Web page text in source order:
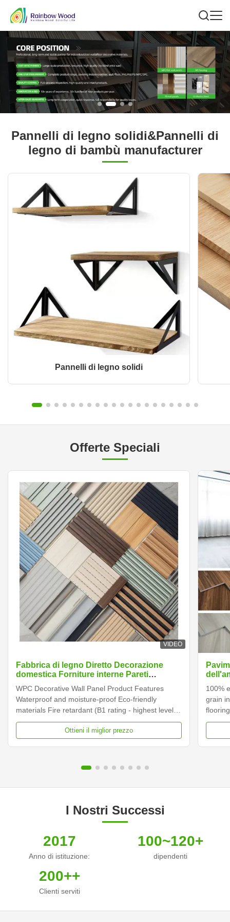
Pannelli di legno solidi&Pannelli di
legno di bambù manufacturer
Pannelli di legno solidi
Offerte Speciali
VIDEO
Fabbrica di legno Diretto Decorazione
domestica Forniture interne Pareti
parete
WPC Decorative Wall Panel Product Features
Waterproof and moisture-proof Eco-friendly
materials Fire retardant (B1 rating - highest level)
Easy to clean and maintain Good thermal
insulation properties Specifications Material Wood
Ottieni il miglior prezzo
100%
grain
I Nostri Successi
2017
Anno di istituzione:
100~120+
dipendenti
200++
Clienti serviti